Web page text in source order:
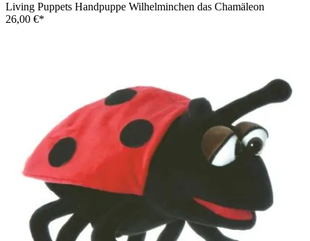
Living Puppets Handpuppe Wilhelminchen das Chamäleon
26,00 €*